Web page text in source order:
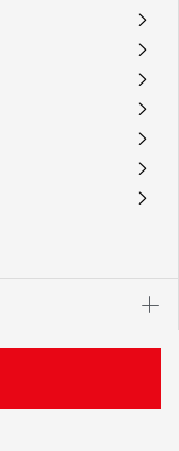
A
A
A
A
A
A
A